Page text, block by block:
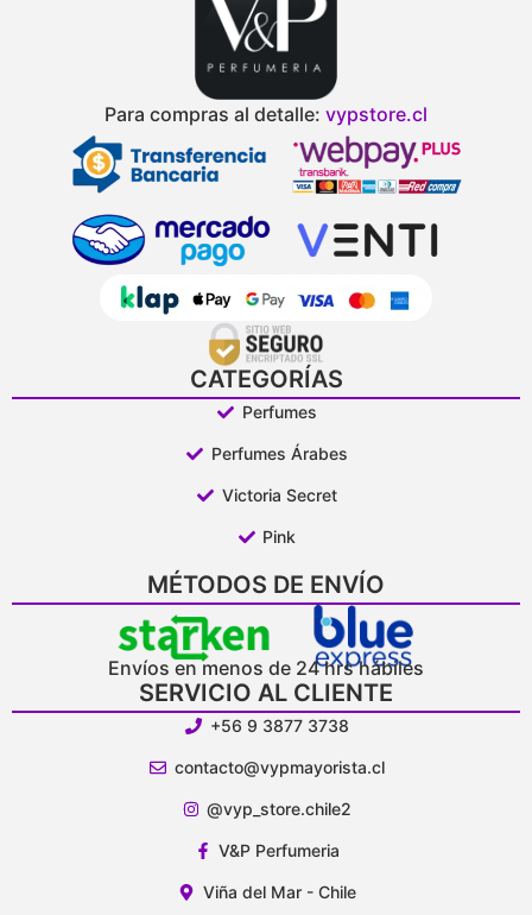
Para compras al detalle: vypstore.cl
CATEGORÍAS
Perfumes
Perfumes Árabes
Victoria Secret
Pink
MÉTODOS DE ENVÍO
Envíos en menos de 24 hrs hábiles
SERVICIO AL CLIENTE
+56 9 3877 3738
contacto@vypmayorista.cl
@vyp_store.chile2
V&P Perfumeria
Viña del Mar - Chile